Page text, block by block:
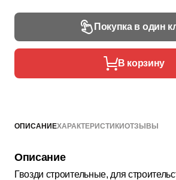
Покупка в один
В корзину
ОПИСАНИЕХАРАКТЕРИСТИКИОТЗЫВЫ
Описание
Гвозди строительные, для